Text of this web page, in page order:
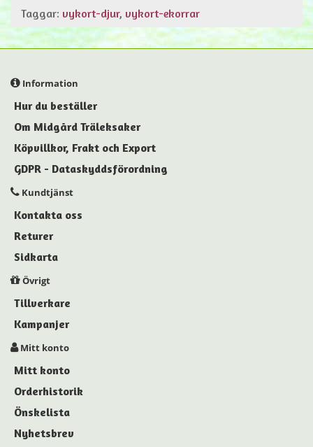
Taggar: vykort-djur, vykort-ekorrar
Information
Hur du beställer
Om Midgård Träleksaker
Köpvillkor, Frakt och Export
GDPR - Dataskyddsförordning
Kundtjänst
Kontakta oss
Returer
Sidkarta
Övrigt
Tillverkare
Kampanjer
Mitt konto
Mitt konto
Orderhistorik
Önskelista
Nyhetsbrev